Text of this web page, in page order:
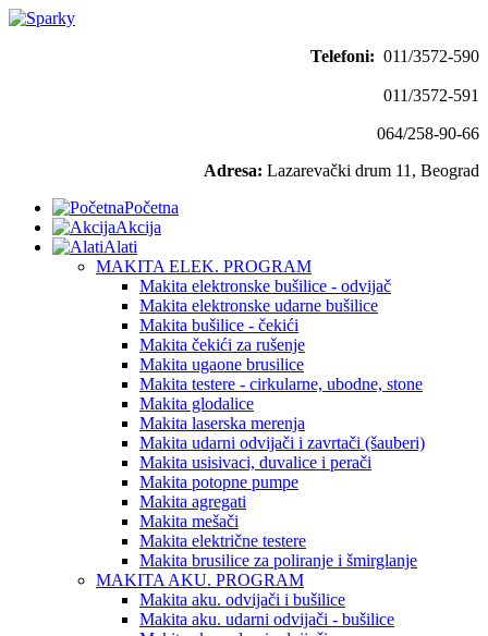
Telefoni: 011/3572-590
011/3572-591
064/258-90-66
Adresa: Lazarevački drum 11, Beograd
Početna
Akcija
Alati
MAKITA ELEK. PROGRAM
Makita elektronske bušilice - odvijač
Makita elektronske udarne bušilice
Makita bušilice - čekići
Makita čekići za rušenje
Makita ugaone brusilice
Makita testere - cirkularne, ubodne, stone
Makita glodalice
Makita laserska merenja
Makita udarni odvijači i zavrtači (šauberi)
Makita usisivaci, duvalice i perači
Makita potopne pumpe
Makita agregati
Makita mešači
Makita električne testere
Makita brusilice za poliranje i šmirglanje
MAKITA AKU. PROGRAM
Makita aku. odvijači i bušilice
Makita aku. udarni odvijači - bušilice